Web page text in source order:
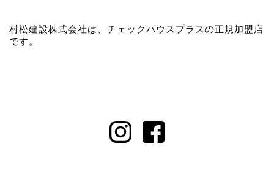
村松建設株式会社は、チェックハウスプラスの正規加盟店
です。